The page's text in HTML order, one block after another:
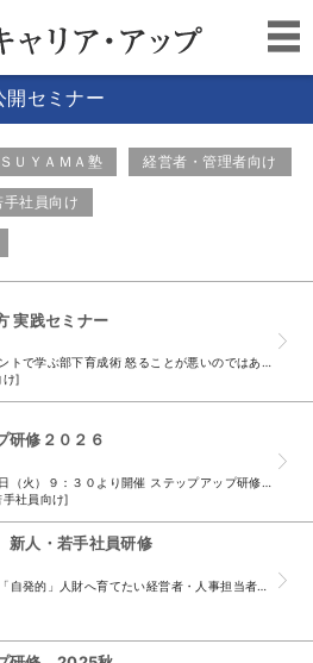
開セミナー
ＳＵＹＡＭＡ塾 経営者・管理者向け
手社員向け
実践セミナー
アンガーマネジメントで学ぶ部下育成術 怒ることが悪いのではありません 「伝え方」が変われば、 人も組織も変わります &n...
け]
研修２０２６
社員向け]
人・若手社員研修